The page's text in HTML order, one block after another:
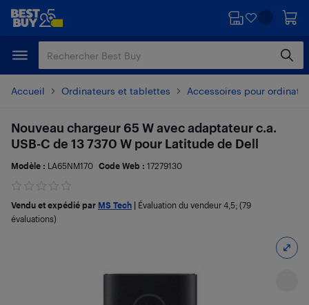
Passer
principal
Passer
Accueil Ordinateurs et tablettes Accessoires pour
Nouveau chargeur 65 W avec adaptateur c.a.
USB-C de 13 7370 W pour Latitude de Dell
Modèle : LA65NM170 Code Web : 17279130
Vendu et expédié par MS Tech Évaluation du vendeur 4,5; (79
évaluations)